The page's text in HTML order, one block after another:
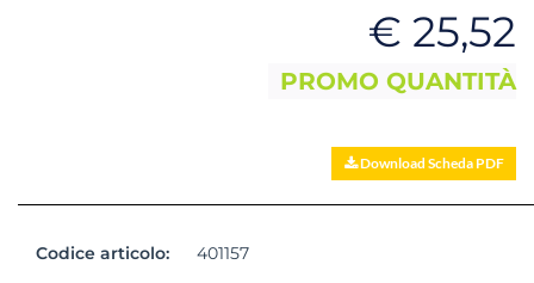
€ 25,52
PROMO QUANTITÀ
Download Scheda PDF
Codice articolo:
401157